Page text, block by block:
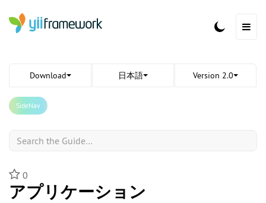
Download 日本語 Version 2.0
SideNav
0
アプリケーション